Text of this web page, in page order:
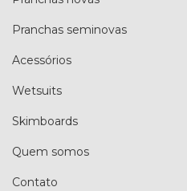
Pranchas seminovas
Acessórios
Wetsuits
Skimboards
Quem somos
Contato